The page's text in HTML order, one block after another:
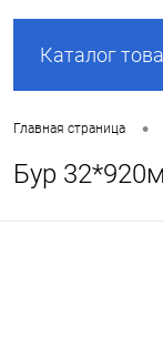
Каталог
Главная страница •
Бур